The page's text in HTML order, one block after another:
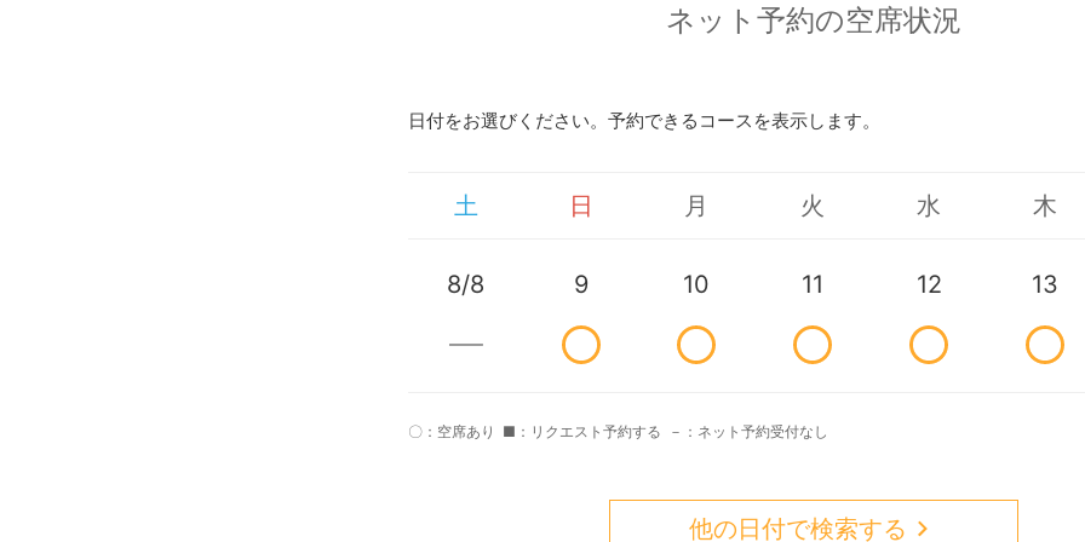
ネット予約の空席状況
日付をお選びください。予約できるコースを表示します。
土 日 月 火 水 木
8/8 9 10 11 12 13
〇：空席あり ■：リクエスト予約する －：ネット予約受付なし
他の日付で検索する